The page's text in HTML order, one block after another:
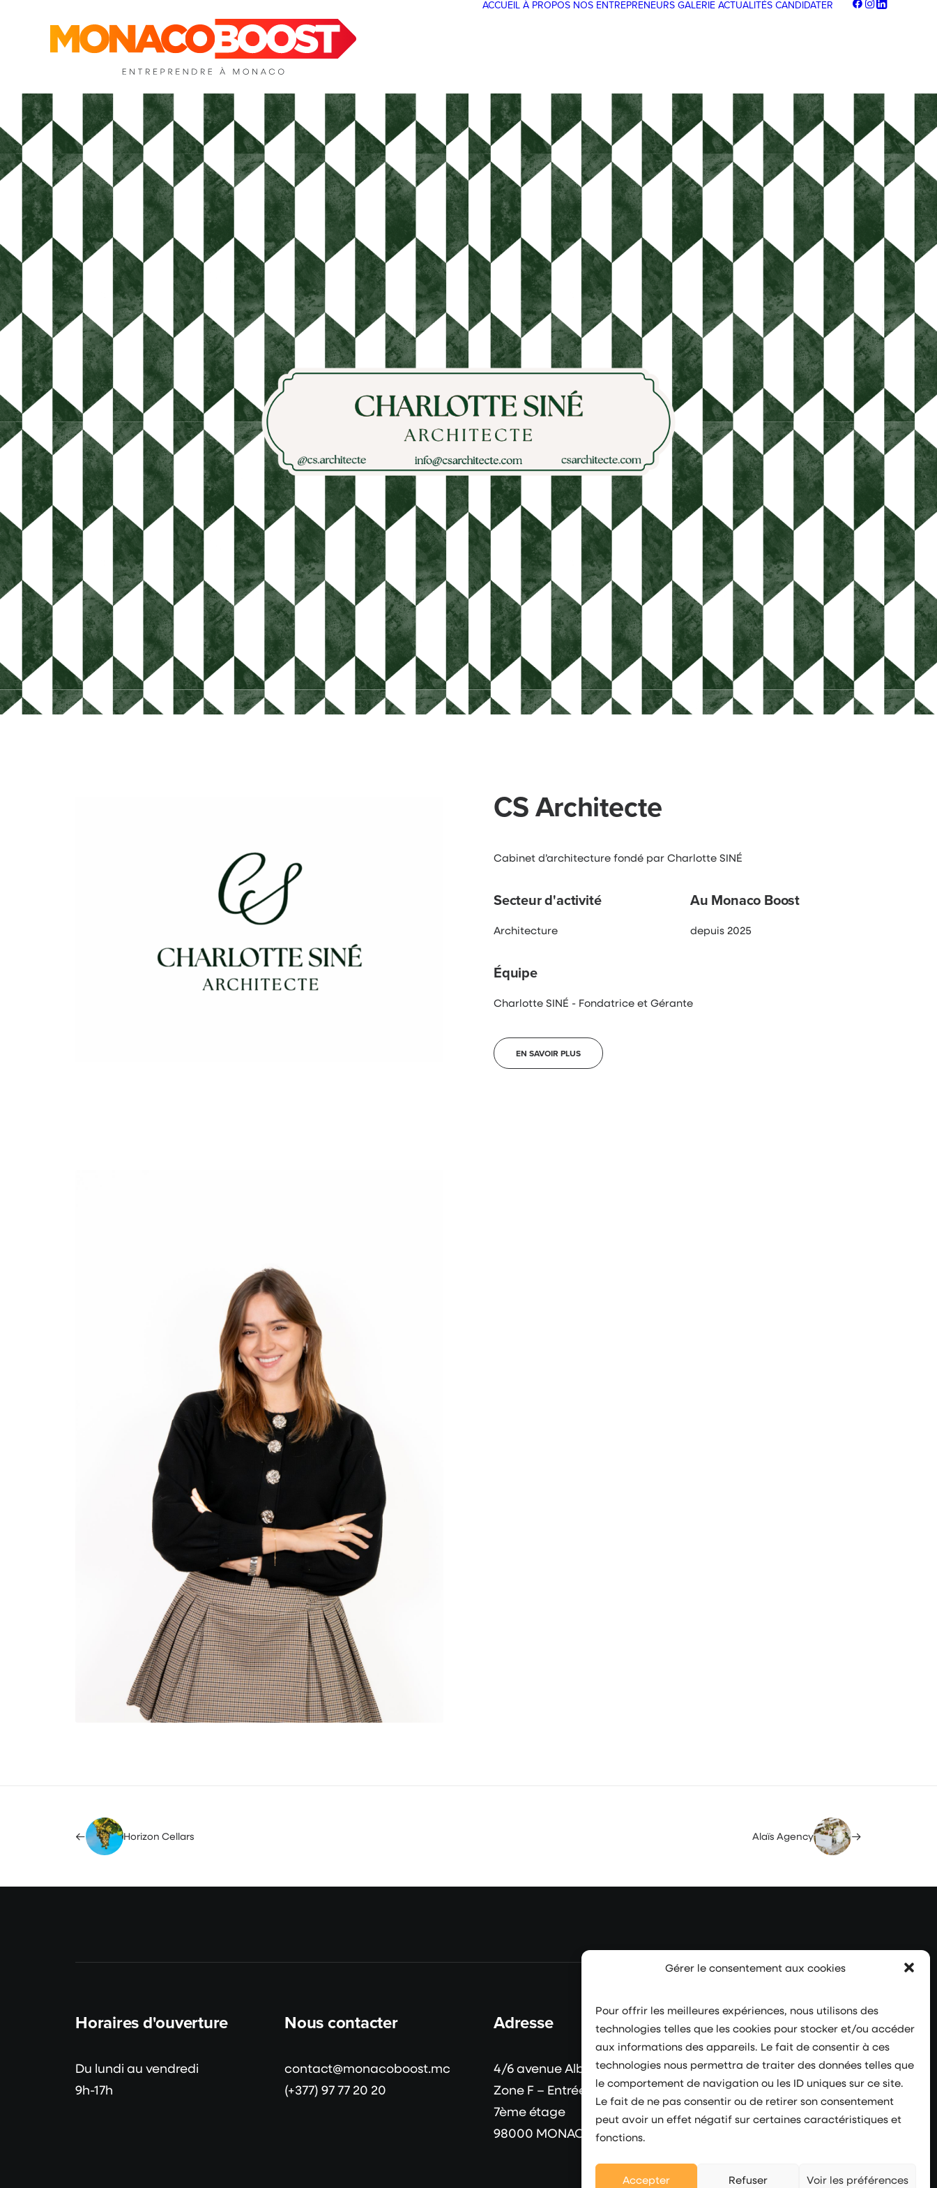
Gérer le consentement aux cookies
Pour offrir les meilleures expériences, nous utilisons des
technologies telles que les cookies pour stocker et/ou accéder
aux informations des appareils. Le fait de consentir à ces
technologies nous permettra de traiter des données telles que
le comportement de navigation ou les ID uniques sur ce site.
Le fait de ne pas consentir ou de retirer son consentement
peut avoir un effet négatif sur certaines caractéristiques et
fonctions.
Accepter Refuser Voir les préférences
ACCUEIL À PROPOS NOS ENTREPRENEURS GALERIE ACTUALITÉS CANDIDATER
CS Architecte
Cabinet d’architecture fondé par Charlotte SINÉ
Secteur d'activité
Architecture
Au Monaco Boost
depuis 2025
Équipe
Charlotte SINÉ - Fondatrice et Gérante
EN SAVOIR PLUS
Horizon Cellars Alaïs Agency
Horaires d'ouverture
Du lundi au vendredi
9h-17h
Nous contacter
contact@monacoboost.mc
(+377) 97 77 20 20
Adresse
4/6 avenue Albert II
Zone F – Entrée B
7ème étage
98000 MONACO
Suivez-nous